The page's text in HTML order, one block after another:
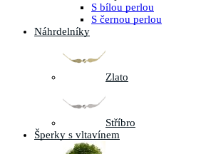
S bílou perlou
S černou perlou
Náhrdelníky
Zlato
Stříbro
Šperky s vltavínem